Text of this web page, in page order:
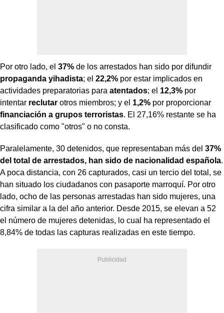
Por otro lado, el 37% de los arrestados han sido por difundir
propaganda yihadista; el 22,2% por estar implicados en
actividades preparatorias para atentados; el 12,3% por
intentar reclutar otros miembros; y el 1,2% por proporcionar
financiación a grupos terroristas. El 27,16% restante se ha
clasificado como "otros" o no consta.
Paralelamente, 30 detenidos, que representaban más del 37%
del total de arrestados, han sido de nacionalidad española.
A poca distancia, con 26 capturados, casi un tercio del total, se
han situado los ciudadanos con pasaporte marroquí. Por otro
lado, ocho de las personas arrestadas han sido mujeres, una
cifra similar a la del año anterior. Desde 2015, se elevan a 52
el número de mujeres detenidas, lo cual ha representado el
8,84% de todas las capturas realizadas en este tiempo.